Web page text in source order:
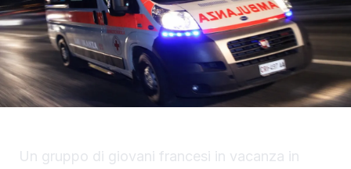
Un gruppo di giovani francesi in vacanza in